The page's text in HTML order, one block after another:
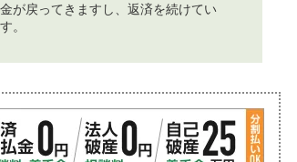
が戻ってきますし、返済を続けてい
。